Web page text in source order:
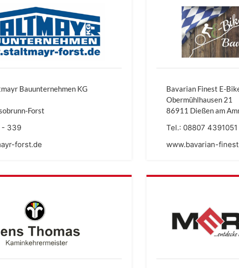
Bauunternehmen KG
Forst
- 339
forst.de
Bavarian Finest E-
Obermühlhausen 21
86911 Dießen am
Tel.: 08807 4391051
www.bavarian-